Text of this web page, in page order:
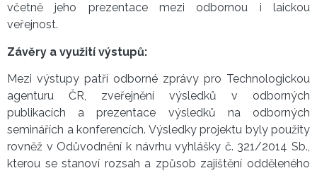
včetně jeho prezentace mezi odbornou i laickou
veřejnost.
Závěry a využití výstupů:
Mezi výstupy patří odborné zprávy pro Technologickou
agenturu ČR, zveřejnění výsledků v odborných
publikacích a prezentace výsledků na odborných
seminářích a konferencích. Výsledky projektu byly použity
rovněž v Odůvodnění k návrhu vyhlášky č. 321/2014 Sb.,
kterou se stanoví rozsah a způsob zajištění odděleného